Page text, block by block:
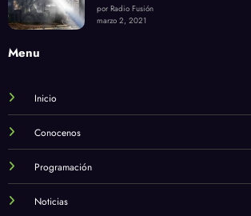
por Radio Fusión
marzo 2, 2021
Menu
Inicio
Conocenos
Programación
Noticias